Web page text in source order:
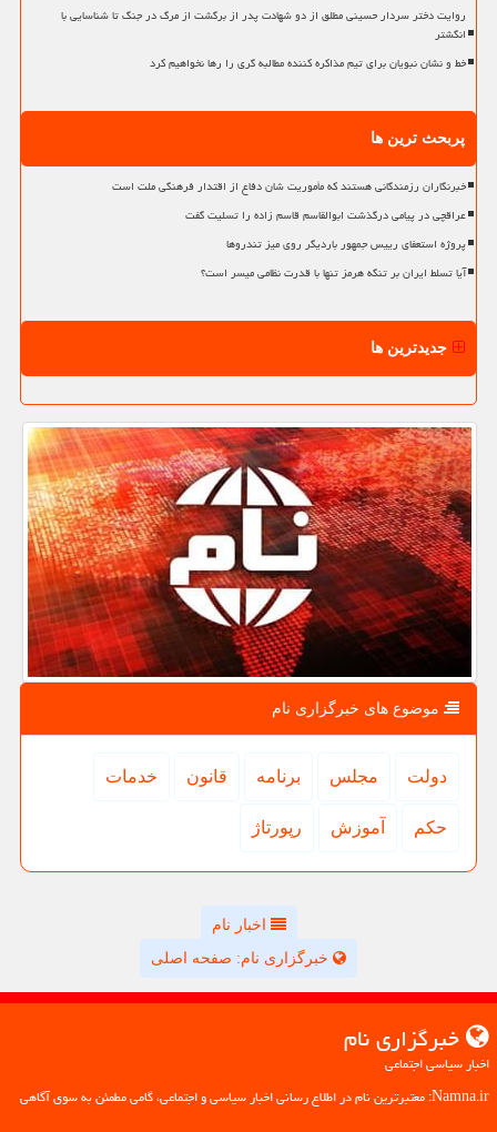
روایت دختر سردار حسینی مطلق از دو شهادت پدر از برگشت از مرگ در جنگ تا شناسایی با
انگشتر
خط و نشان نبویان برای تیم مذاکره کننده مطالبه گری را رها نخواهیم کرد
پربحث ترین ها
خبرنگاران رزمندگانی هستند که مأموریت شان دفاع از اقتدار فرهنگی ملت است
عراقچی در پیامی درگذشت ابوالقاسم قاسم زاده را تسلیت گفت
پروژه استعفای رییس جمهور باردیگر روی میز تندروها
آیا تسلط ایران بر تنگه هرمز تنها با قدرت نظامی میسر است؟
جدیدترین ها
موضوع های خبرگزاری نام
دولت مجلس برنامه قانون خدمات
حكم آموزش رپورتاژ
اخبار نام
خبرگزاری نام: صفحه اصلی
خبرگزاری نام
اخبار سیاسی اجتماعی
Namna.ir: معتبرترین نام در اطلاع رسانی اخبار سیاسی و اجتماعی، گامی مطمئن به سوی آگاهی